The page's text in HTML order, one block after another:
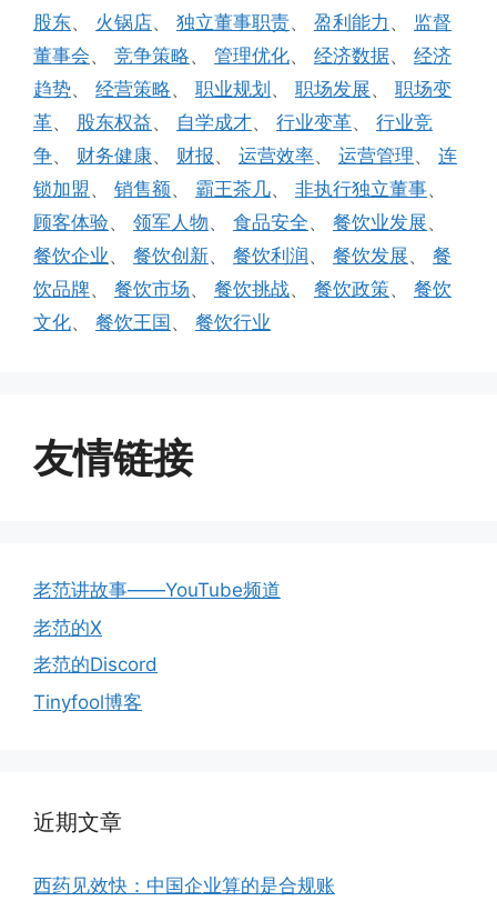
股东、 火锅店、 独立董事职责、 盈利能力 、 监督
董事会、 竞争策略、 管理优化、 经济数据、 经济
趋势、 经营策略、 职业规划 、 职场发展、 职场变
革、 股东权益、 自学成才、 行业变革、 行业竞
争、 财务健康、 财报、 运营效率、 运营管理、 连
锁加盟 、 销售额、 霸王茶几、 非执行独立董事、
顾客体验、 领军人物、 食品安全、 餐饮业发展、
餐饮企业、 餐饮创新、 餐饮利润、 餐饮发展、 餐
饮品牌、 餐饮市场、 餐饮挑战、 餐饮政策、 餐饮
文化、 餐饮王国 、 餐饮行业
友情链接
老范讲故事——YouTube频道
老范的X
老范的Discord
Tinyfool博客
近期文章
西药见效快：中国企业算的是合规账